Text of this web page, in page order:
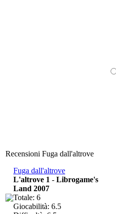
Recensioni Fuga dall'altrove
Fuga dall'altrove
L'altrove 1 - Librogame's
Land 2007
Totale: 6
Giocabilità: 6.5